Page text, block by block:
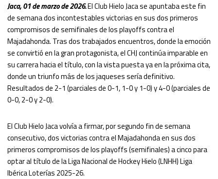
Jaca, 01 de marzo de 2026.El Club Hielo Jaca se apuntaba este fin
de semana dos incontestables victorias en sus dos primeros
compromisos de semifinales de los playoffs contra el
Majadahonda. Tras dos trabajados encuentros, donde la emoción
se convirtió en la gran protagonista, el CHJ continúa imparable en
su carrera hacia el título, con la vista puesta ya en la próxima cita,
donde un triunfo más de los jaqueses sería definitivo.
Resultados de 2-1 (parciales de 0-1, 1-0 y 1-0) y 4-0 (parciales de
0-0, 2-0 y 2-0).
El Club Hielo Jaca volvía a firmar, por segundo fin de semana
consecutivo, dos victorias contra el Majadahonda en sus dos
primeros compromisos de los playoffs (semifinales) a cinco para
optar al título de la Liga Nacional de Hockey Hielo (LNHH) Liga
Ibérica Loterías 2025-26.